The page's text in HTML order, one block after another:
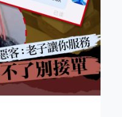
惠港政策，尤其提